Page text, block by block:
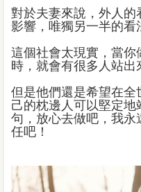
對於夫妻來說，外人
影響，唯獨另一半的看
這個社會太現實，當
時，就會有很多人站出
但是他們還是希望在全
己的枕邊人可以堅定
句，放心去做吧，我
任吧！